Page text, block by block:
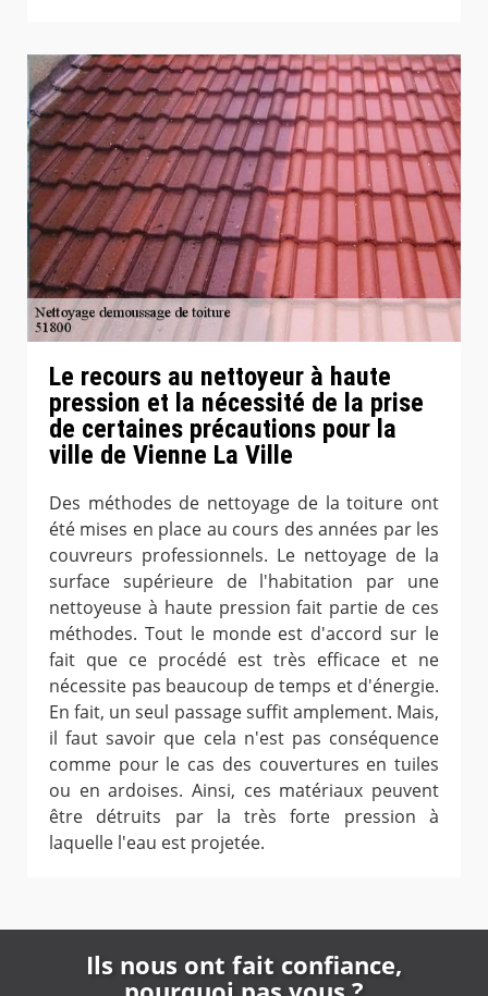
Le recours au nettoyeur à haute
pression et la nécessité de la prise
de certaines précautions pour la
ville de Vienne La Ville
Des méthodes de nettoyage de la toiture ont
été mises en place au cours des années par les
couvreurs professionnels. Le nettoyage de la
surface supérieure de l'habitation par une
nettoyeuse à haute pression fait partie de ces
méthodes. Tout le monde est d'accord sur le
fait que ce procédé est très efficace et ne
nécessite pas beaucoup de temps et d'énergie.
En fait, un seul passage suffit amplement. Mais,
il faut savoir que cela n'est pas conséquence
comme pour le cas des couvertures en tuiles
ou en ardoises. Ainsi, ces matériaux peuvent
être détruits par la très forte pression à
laquelle l'eau est projetée.
Ils nous ont fait confiance,